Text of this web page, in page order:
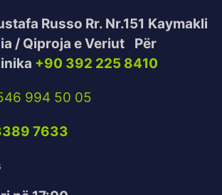
Russo Rr. Nr.151 Kaymakli
/ Qiproja e Veriut
Për
+90 392 225 8410
994 50 05
7633